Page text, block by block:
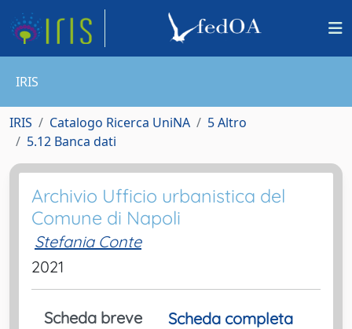
IRIS
IRIS Catalogo Ricerca UniNA
5 Altro
5.12 Banca dati
Archivio Ufficio urbanistica del
Comune di Napoli
Stefania Conte
2021
Scheda breve
Scheda completa